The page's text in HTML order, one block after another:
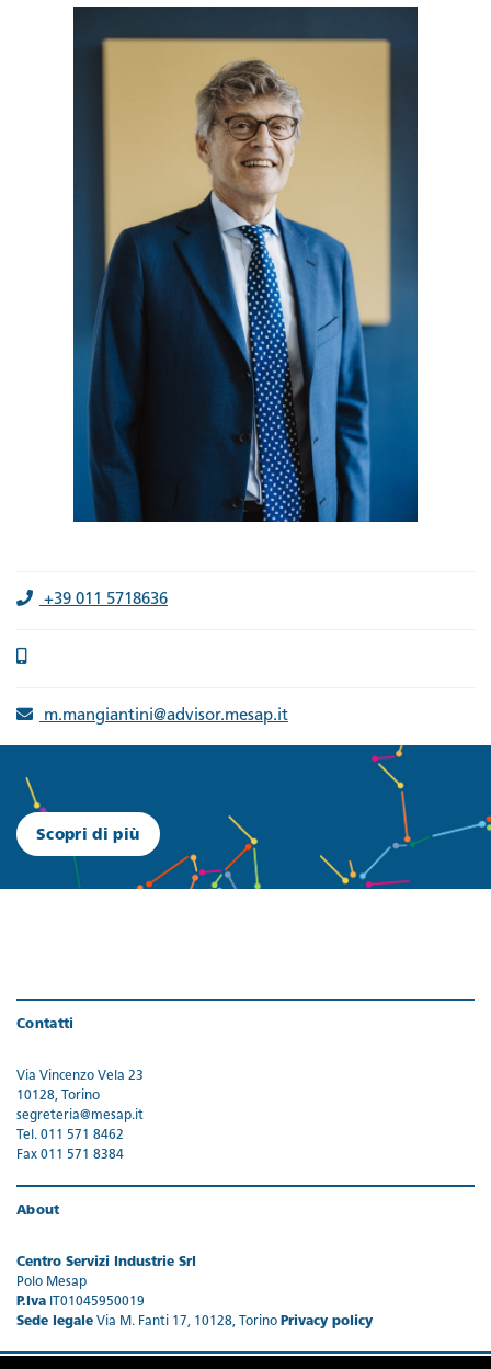
+39 011 5718636
m.mangiantini@advisor.mesap.it
Scopri di più
Contatti
Via Vincenzo Vela 23
10128, Torino
segreteria@mesap.it
Tel. 011 571 8462
Fax 011 571 8384
About
Centro Servizi Industrie Srl
Polo Mesap
P.Iva IT01045950019
Sede legale Via M. Fanti 17, 10128, Torino Privacy policy